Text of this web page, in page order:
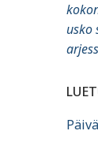
usko